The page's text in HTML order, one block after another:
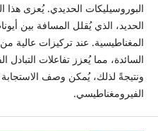
البوروسيليكات الحديدي. يُعزى
ونتيجةً لذلك، يُمكن وصف الاستجابة
الفيرومغناطيسي.